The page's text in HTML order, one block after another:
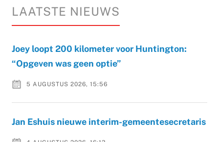
LAATSTE NIEUWS
Joey loopt 200 kilometer voor Huntington:
“Opgeven was geen optie”
5 AUGUSTUS 2026, 15:56
Jan Eshuis nieuwe interim-gemeentesecretaris